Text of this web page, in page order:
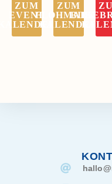
ZUM
EVENT
ZUM
FLOHMARKT
KALENDER
hallo@